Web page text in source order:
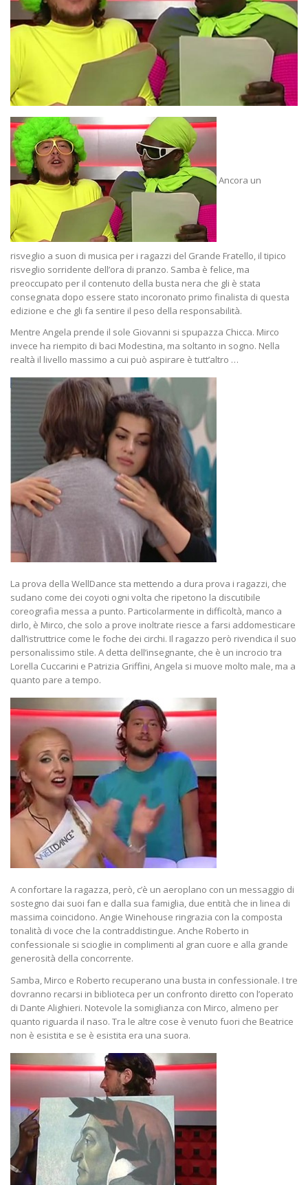
Ancora un
risveglio a suon di musica per i ragazzi del Grande Fratello, il tipico
risveglio sorridente dell’ora di pranzo. Samba è felice, ma
preoccupato per il contenuto della busta nera che gli è stata
consegnata dopo essere stato incoronato primo finalista di questa
edizione e che gli fa sentire il peso della responsabilità.
Mentre Angela prende il sole Giovanni si spupazza Chicca. Mirco
invece ha riempito di baci Modestina, ma soltanto in sogno. Nella
realtà il livello massimo a cui può aspirare è tutt’altro …
La prova della WellDance sta mettendo a dura prova i ragazzi, che
sudano come dei coyoti ogni volta che ripetono la discutibile
coreografia messa a punto. Particolarmente in difficoltà, manco a
dirlo, è Mirco, che solo a prove inoltrate riesce a farsi addomesticare
dall’istruttrice come le foche dei circhi. Il ragazzo però rivendica il suo
personalissimo stile. A detta dell’insegnante, che è un incrocio tra
Lorella Cuccarini e Patrizia Griffini, Angela si muove molto male, ma a
quanto pare a tempo.
A confortare la ragazza, però, c’è un aeroplano con un messaggio di
sostegno dai suoi fan e dalla sua famiglia, due entità che in linea di
massima coincidono. Angie Winehouse ringrazia con la composta
tonalità di voce che la contraddistingue. Anche Roberto in
confessionale si scioglie in complimenti al gran cuore e alla grande
generosità della concorrente.
Samba, Mirco e Roberto recuperano una busta in confessionale. I tre
dovranno recarsi in biblioteca per un confronto diretto con l’operato
di Dante Alighieri. Notevole la somiglianza con Mirco, almeno per
quanto riguarda il naso. Tra le altre cose è venuto fuori che Beatrice
non è esistita e se è esistita era una suora.